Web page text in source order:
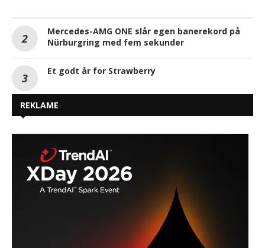
Mercedes-AMG ONE slår egen banerekord på
Nürburgring med fem sekunder
Et godt år for Strawberry
REKLAME